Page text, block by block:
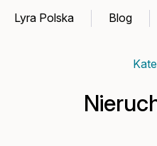
Lyra Polska Blog